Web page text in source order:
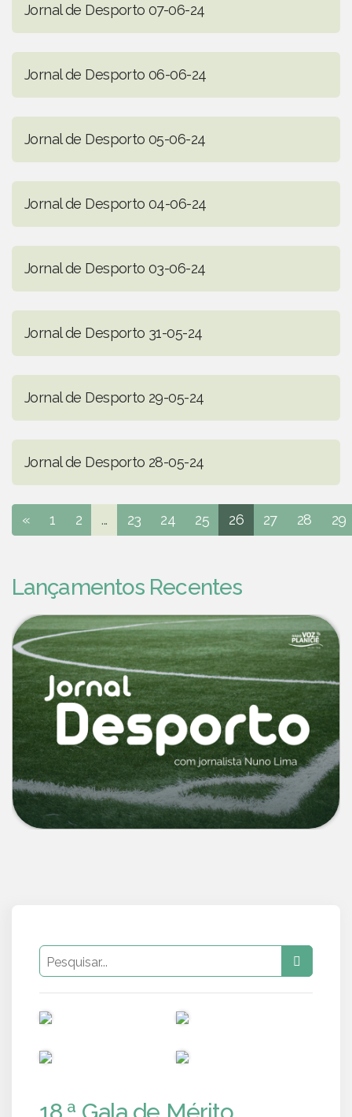
Jornal de Desporto 07-06-24
Jornal de Desporto 06-06-24
Jornal de Desporto 05-06-24
Jornal de Desporto 04-06-24
Jornal de Desporto 03-06-24
Jornal de Desporto 31-05-24
Jornal de Desporto 29-05-24
Jornal de Desporto 28-05-24
« 1 2 ... 23 24 25 26 27 28 29
Lançamentos Recentes